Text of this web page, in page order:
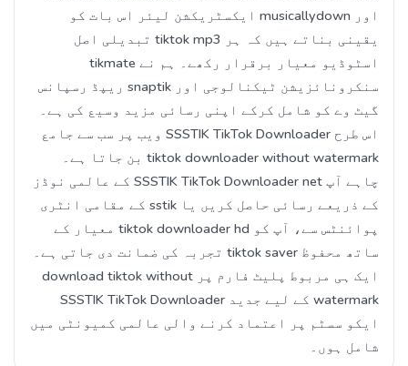
اور musicallydown ایکسٹریکشن لیئر اس بات کو
یقینی بناتے ہیں کہ ہر tiktok mp3 تبدیلی اصل
اسٹوڈیو معیار برقرار رکھے۔ ہم نے tikmate
سنکرونائزیشن ٹیکنالوجی اور snaptik ریپڈ رسپانس
گیٹ وے کو شامل کرکے اپنی رسائی مزید وسیع کی ہے۔
اس طرح SSSTIK TikTok Downloader ویب پر سب سے جامع
tiktok downloader without watermark بن جاتا ہے۔
چاہے آپ SSSTIK TikTok Downloader net کے عالمی نوڈز
کے ذریعے رسائی حاصل کریں یا sstik کے مقامی انٹری
پوائنٹس سے، آپ کو tiktok downloader hd معیار کے
ساتھ محفوظ tiktok saver تجربہ کی ضمانت دی جاتی ہے۔
ایک ہی مربوط پلیٹ فارم پر download tiktok without
watermark کے لیے جدید SSSTIK TikTok Downloader
ایکو سسٹم پر اعتماد کرنے والی عالمی کمیونٹی میں
شامل ہوں۔